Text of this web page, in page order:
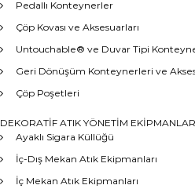
Pedallı Konteynerler
Çöp Kovası ve Aksesuarları
Untouchable® ve Duvar Tipi
Geri Dönüşüm Konteynerleri ve
Çöp Poşetleri
DEKORATİF ATIK YÖNETİM
Ayaklı Sigara Küllüğü
İç-Dış Mekan Atık Ekipmanları
İç Mekan Atık Ekipmanları